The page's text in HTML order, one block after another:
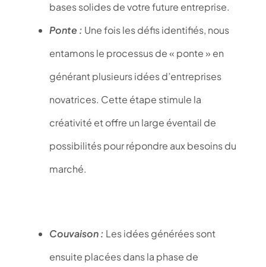
bases solides de votre future entreprise.
Ponte : Une fois les défis identifiés, nous
entamons le processus de « ponte » en
générant plusieurs idées d’entreprises
novatrices. Cette étape stimule la
créativité et offre un large éventail de
possibilités pour répondre aux besoins du
marché.
Couvaison : Les idées générées sont
ensuite placées dans la phase de